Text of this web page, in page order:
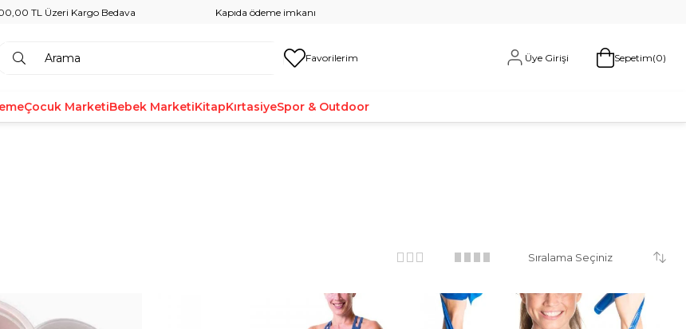
TL Üzeri Kargo Bedava Kapıda ödeme imkanı
Favorilerim Üye Girişi Sepetim 0
Çocuk MarketiBebek MarketiKitapKırtasiyeSpor & Outdoor